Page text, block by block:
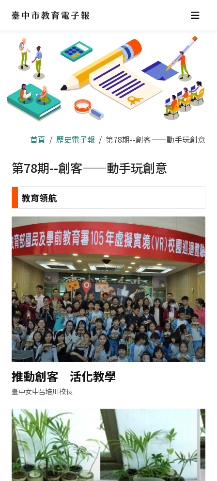
區
首頁 歷史電子報 第78期--創客——動手玩創意
第78期--創客——動手玩創意
教育領航
推動創客 活化教學
臺中女中呂培川校長